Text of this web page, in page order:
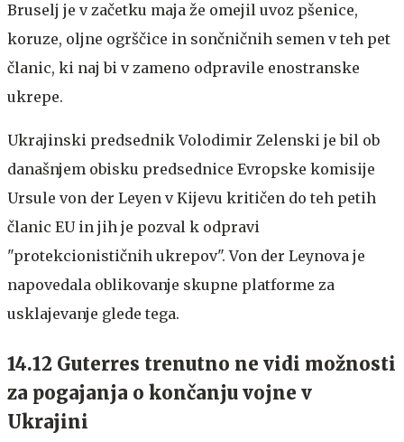
Bruselj je v začetku maja že omejil uvoz pšenice,
koruze, oljne ogrščice in sončničnih semen v teh pet
članic, ki naj bi v zameno odpravile enostranske
ukrepe.
Ukrajinski predsednik Volodimir Zelenski je bil ob
današnjem obisku predsednice Evropske komisije
Ursule von der Leyen v Kijevu kritičen do teh petih
članic EU in jih je pozval k odpravi
"protekcionističnih ukrepov". Von der Leynova je
napovedala oblikovanje skupne platforme za
usklajevanje glede tega.
14.12 Guterres trenutno ne vidi možnosti
za pogajanja o končanju vojne v
Ukrajini